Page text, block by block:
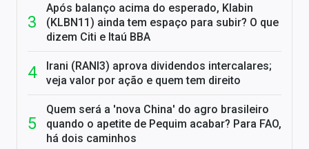
Após balanço acima do esperado, Klabin
(KLBN11) ainda tem espaço para subir? O que
dizem Citi e Itaú BBA
Irani (RANI3) aprova dividendos intercalares;
veja valor por ação e quem tem direito
Quem será a 'nova China' do agro brasileiro
quando o apetite de Pequim acabar? Para FAO,
há dois caminhos